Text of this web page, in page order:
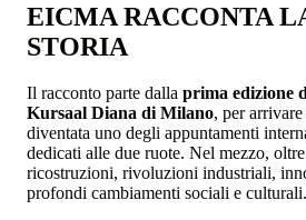
EICMA RACCONTA
STORIA
Il racconto parte dalla prima edizione
Kursaal Diana di Milano, per
diventata uno degli appuntamenti
dedicati alle due ruote. Nel mezzo,
ricostruzioni, rivoluzioni industriali,
profondi cambiamenti sociali e culturali.